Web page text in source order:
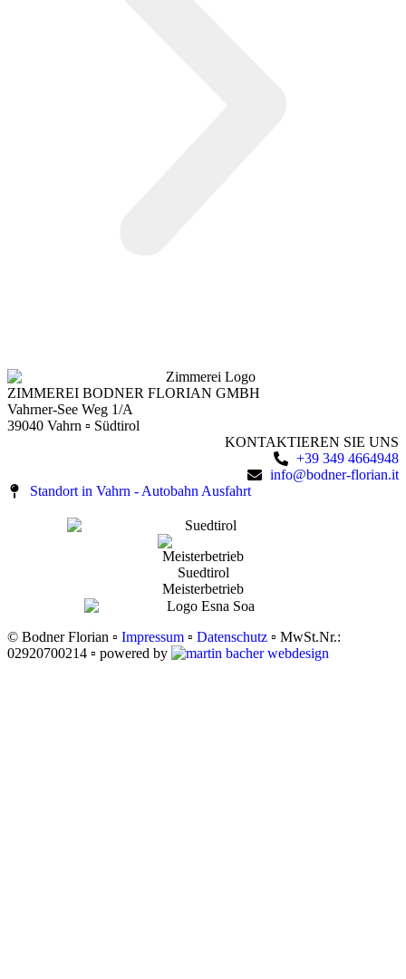
ZIMMEREI BODNER FLORIAN GMBH
Vahrner-See Weg 1/A
39040 Vahrn ▫ Südtirol
KONTAKTIEREN SIE UNS
+39 349 4664948
info@bodner-florian.it
Standort in Vahrn - Autobahn Ausfahrt
Meisterbetrieb
© Bodner Florian ▫ Impressum ▫ Datenschutz ▫ MwSt.Nr.:
02920700214 ▫ powered by